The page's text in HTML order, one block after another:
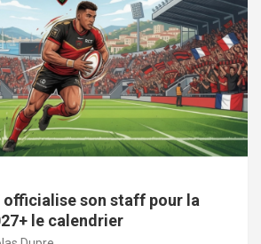
officialise son staff pour la
le calendrier